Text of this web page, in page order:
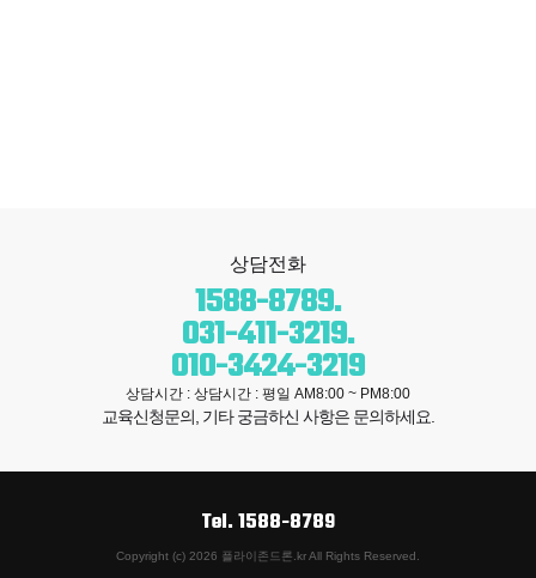
상담전화
1588-8789.
031-411-3219.
010-3424-3219
상담시간 : 상담시간 : 평일 AM8:00 ~ PM8:00
교육신청문의, 기타궁금하신 사항은 문의하세요.
Tel.1588-8789
Copyright (c) 2026 플라이존드론.kr All Rights Reserved.